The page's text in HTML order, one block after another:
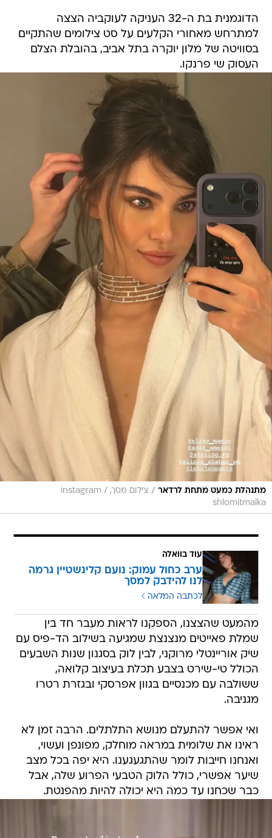
הדוגמנית בת ה-32 העניקה לעוקביה הצצה
למתרחש מאחורי הקלעים על סט צילומים שהתקיים
בסוויטה של מלון יוקרה בתל אביב, בהובלת הצלם
העסוק שי פרנקו.
מתנהלת כמעט מתחת לרדאר /
צילום מסך, instagram /
shlomitmalka
עוד בוואלה
ערב כחול עמוק: נועם קלינשטיין גרמה
לנו להידבק למסך
לכתבה המלאה
מהמעט שהצצנו, הספקנו לראות מעבר חד בין
שמלת פאייטים מנצנצת שמגיעה בשילוב הד-פיס עם
שיק אוריינטלי מרוקני, לבין לוק בסגנון שנות השבעים
הכולל טי-שירט בצבע תכלת בעיצוב קלואה,
ששולבה עם מכנסיים בגוון אפרסקי ובגזרת רטרו
מגניבה.
ואי אפשר להתעלם מנושא התלתלים. הרבה זמן לא
ראינו את שלומית במראה מוחלק, מפונפן ועשוי,
ואנחנו חייבות לומר שהתגעגענו. היא יפה בכל מצב
שיער אפשרי, כולל הלוק הטבעי הפרוע שלה, אבל
כבר שכחנו עד כמה היא יכולה להיות מהפנטת.